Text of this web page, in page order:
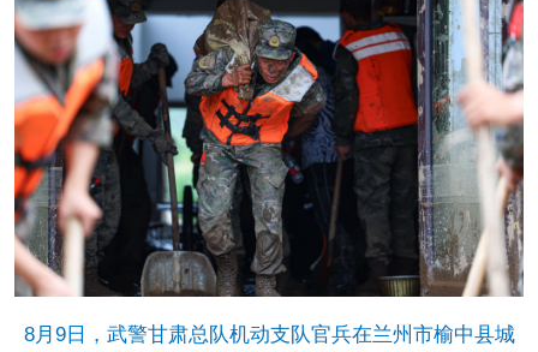
8月9日，武警甘肃总队机动支队官兵在兰州市榆中县城